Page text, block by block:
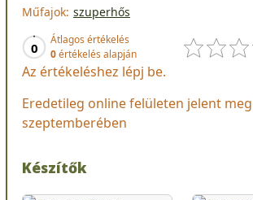
Műfajok: szuperhős
0
Átlagos értékelés
0értékelés alapján
Az értékeléshez lépj be.
Eredetileg online felületen jelent
szeptemberében
Készítők